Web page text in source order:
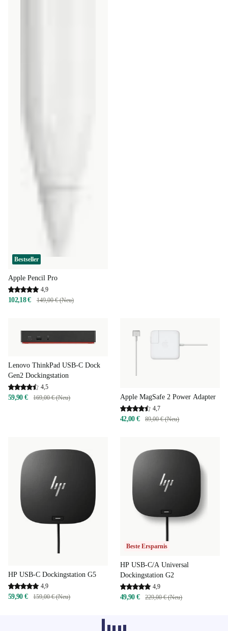
Bestseller
Apple Pencil Pro
4,9
102,18 € 149,00 € (Neu)
Lenovo ThinkPad USB-C Dock
Gen2 Dockingstation
4,5
59,90 € 169,00 € (Neu) Apple MagSafe 2 Power Adapter
4,7
42,00 € 89,00 € (Neu)
HP USB-C Dockingstation G5
4,9
59,90 € 159,00 € (Neu)
Beste Ersparnis
HP USB-C/A Universal
Dockingstation G2
4,9
49,90 € 229,00 € (Neu)
Empfohlene Produkte aus anderen